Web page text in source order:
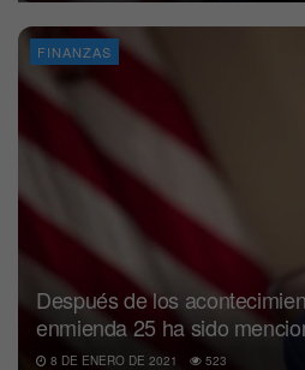
FINANZAS
Después de los
enmienda 25 ha sido
8 DE ENERO DE 2021 523